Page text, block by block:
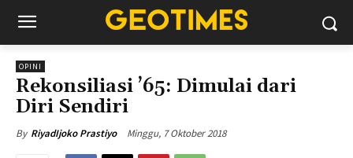
OPINI
Rekonsiliasi ’65: Dimulai dari
Diri Sendiri
By RiyadIjoko Prastiyo Minggu, 7 Oktober 2018